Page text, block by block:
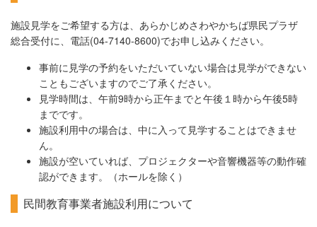
施設見学をご希望する方は、あらかじめさわやかちば県民プラザ
総合受付に、電話(04-7140-8600)でお申し込みください。
事前に見学の予約をいただいていない場合は見学ができない
こともございますのでご了承ください。
見学時間は、午前9時から正午までと午後１時から午後5時
までです。
施設利用中の場合は、中に入って見学することはできませ
ん。
施設が空いていれば、プロジェクターや音響機器等の動作確
認ができます。（ホールを除く）
民間教育事業者施設利用について